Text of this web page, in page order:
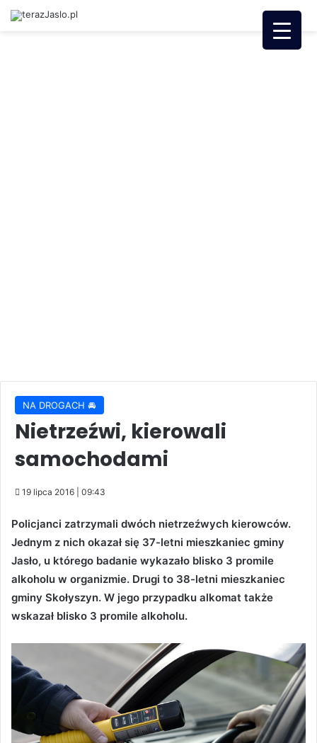
NA DROGACH 🚘
Nietrzeźwi, kierowali
samochodami
19 lipca 2016 | 09:43
Policjanci zatrzymali dwóch nietrzeźwych kierowców.
Jednym z nich okazał się 37-letni mieszkaniec gminy
Jasło, u którego badanie wykazało blisko 3 promile
alkoholu w organizmie. Drugi to 38-letni mieszkaniec
gminy Skołyszyn. W jego przypadku alkomat także
wskazał blisko 3 promile alkoholu.